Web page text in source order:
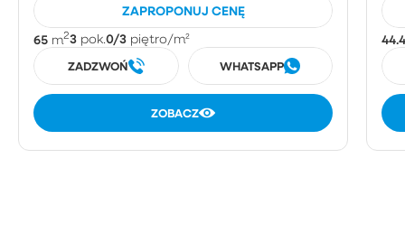
ZAPROPONUJ CENĘ
65 m23 pok.0/3 piętro/m²
ZADZWOŃ WHATSAPP
ZOBACZ